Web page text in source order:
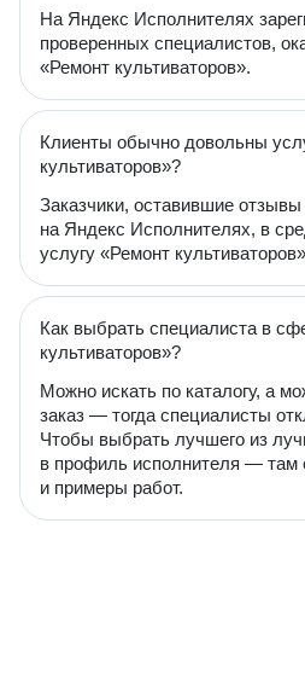
На Яндекс Исполнителях
проверенных специалистов,
«Ремонт культиваторов».
Клиенты обычно довольны
культиваторов»?
Заказчики, оставившие отзывы
на Яндекс Исполнителях, в
услугу «Ремонт
Как выбрать специалиста в
культиваторов»?
Можно искать по каталогу, а
заказ — тогда специалисты
Чтобы выбрать лучшего из
в профиль исполнителя — там
и примеры работ.